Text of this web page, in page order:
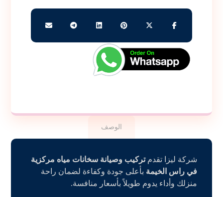
الوصف
شركة ليزا تقدمتركيب وصيانة سخانات مياه مركزية
في راس الخيمة بأعلى جودة وكفاءة لضمان راحة
منزلك وأداء يدوم طويلاً بأسعار منافسة.